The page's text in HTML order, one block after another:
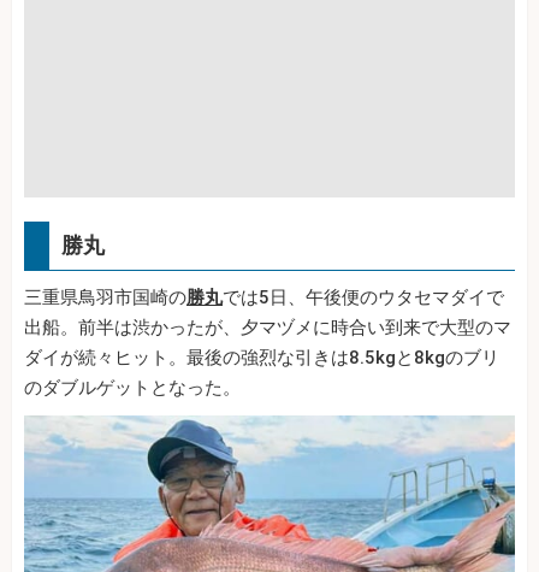
勝丸
三重県鳥羽市国崎の勝丸では5日、午後便のウタセマダイで
出船。前半は渋かったが、夕マヅメに時合い到来で大型のマ
ダイが続々ヒット。最後の強烈な引きは8.5kgと8kgのブリ
のダブルゲットとなった。